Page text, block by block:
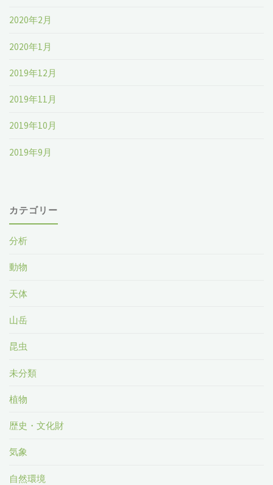
2020年2月
2020年1月
2019年12月
2019年11月
2019年10月
2019年9月
カテゴリー
分析
動物
天体
山岳
昆虫
未分類
植物
歴史・文化財
気象
自然環境